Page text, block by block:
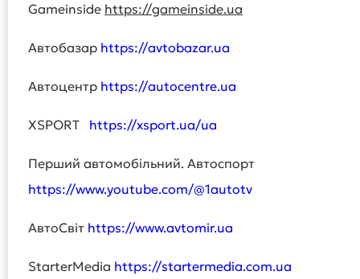
Gameinside https://gameinside.ua
Автобазар https://avtobazar.ua
Автоцентр https://autocentre.ua
XSPORT https://xsport.ua/ua
Перший автомобільний. Автоспорт
https://www.youtube.com/@1autotv
АвтоСвіт https://www.avtomir.ua
StarterMedia https://startermedia.com.ua